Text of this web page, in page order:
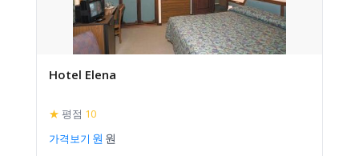
Hotel Elena
★ 평점 10
가격보기